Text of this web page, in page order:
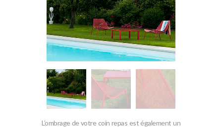
L’ombrage de votre coin repas est également un